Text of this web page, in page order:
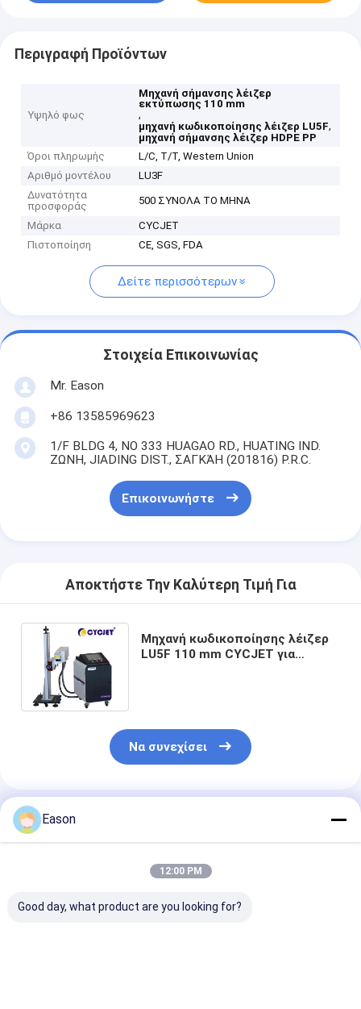
Περιγραφή Προϊόντων
Υψηλό φως
Μηχανή σήμανσης λέιζερ
εκτύπωσης 110 mm
,
μηχανή κωδικοποίησης λέιζερ LU5F,
μηχανή σήμανσης λέιζερ HDPE PP
Όροι πληρωμής
L/C, T/T, Western Union
Αριθμό μοντέλου
LU3F
Δυνατότητα
προσφοράς
500 ΣΥΝΟΛΑ ΤΟ ΜΗΝΑ
Μάρκα
CYCJET
Πιστοποίηση
CE, SGS, FDA
Δείτε περισσότερων
Στοιχεία Επικοινωνίας
Mr. Eason
+86 13585969623
1/F BLDG 4, ΝΟ 333 HUAGAO RD., HUATING IND.
ΖΩΝΗ, JIADING DIST., ΣΑΓΚΆΗ (201816) P.R.C.
Επικοινωνήστε
Αποκτήστε Την Καλύτερη Τιμή Για
Μηχανή κωδικοποίησης λέιζερ
LU5F 110 mm CYCJET για
Να συνεχίσει
Συνιστώμενα Προϊόντα
Eason
12:00 PM
Good day, what product are you looking for?